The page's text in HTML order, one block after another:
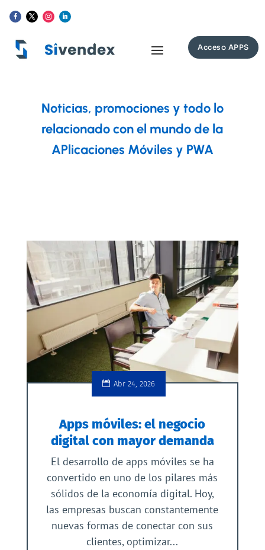
Acceso APPS
Noticias, promociones y todo lo
relacionado con el mundo de la
APlicaciones Móviles y PWA
Abr 24, 2026
Apps móviles: el negocio
digital con mayor demanda
El desarrollo de apps móviles se ha
convertido en uno de los pilares más
sólidos de la economía digital. Hoy,
las empresas buscan constantemente
nuevas formas de conectar con sus
clientes, optimizar...